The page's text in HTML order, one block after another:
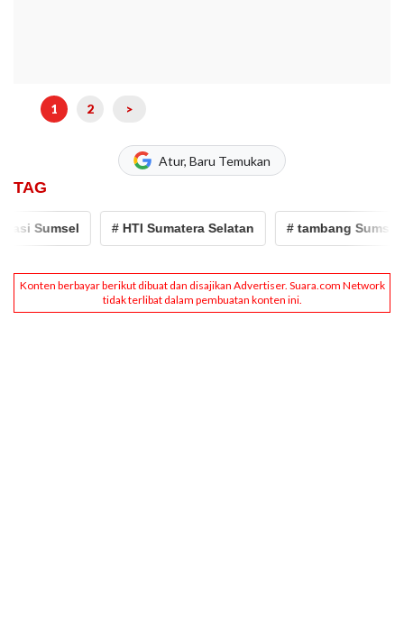
1 2 >
Atur, Baru Temukan
TAG
# HTI Sumatera Selatan # tambang Sumsel